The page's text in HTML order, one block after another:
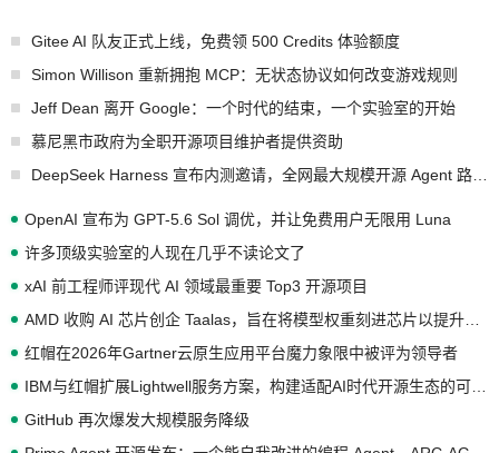
Gitee AI 队友正式上线，免费领 500 Credits 体验额度
Simon Willison 重新拥抱 MCP：无状态协议如何改变游戏规则
Jeff Dean 离开 Google：一个时代的结束，一个实验室的开始
慕尼黑市政府为全职开源项目维护者提供资助
OpenAI 宣布为 GPT-5.6 Sol 调优，并让免费用户无限用 Luna
许多顶级实验室的人现在几乎不读论文了
xAI 前工程师评现代 AI 领域最重要 Top3 开源项目
红帽在2026年Gartner云原生应用平台魔力象限中被评为领导者
GitHub 再次爆发大规模服务降级